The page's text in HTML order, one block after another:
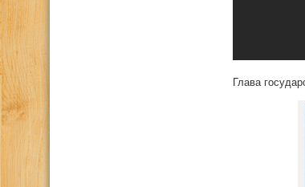
Глава